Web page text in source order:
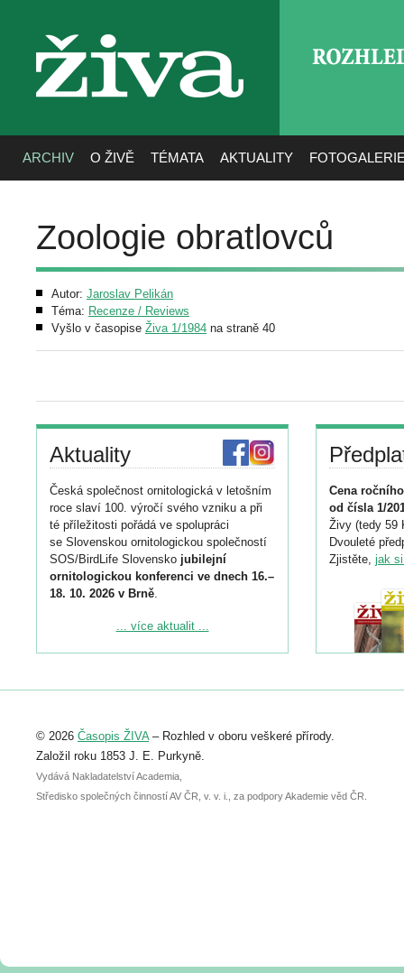
živa
ARCHIV O ŽIVĚ TÉMATA AKTUALITY
Zoologie obratlovců
Autor: Jaroslav Pelikán
Téma: Recenze / Reviews
Vyšlo v časopise Živa 1/1984 na straně 40
Aktuality
Česká společnost ornitologická v letošním
roce slaví 100. výročí svého vzniku a při
té příležitosti pořádá ve spolupráci
se Slovenskou ornitologickou společností
SOS/BirdLife Slovensko jubilejní
ornitologickou konferenci ve dnech 16.–
18. 10. 2026 v Brně.
Podrobnější informace ke konferenci
Registrovat se můžete do 6. září.
abstraktu přihlášené přednášky nebo
posteru je už 30. června.
... více aktualit ...
Cena
od čísla 1/
Živy (tedy 59
Dvouleté
Zjistěte, jak
© 2026 Časopis ŽIVA– Rozhled v oboru veškeré přírody.
Založil roku 1853 J. E. Purkyně.
Vydává Nakladatelství Academia,
Středisko společných činností AV ČR, v. v. i., za podpory Akademie věd ČR.